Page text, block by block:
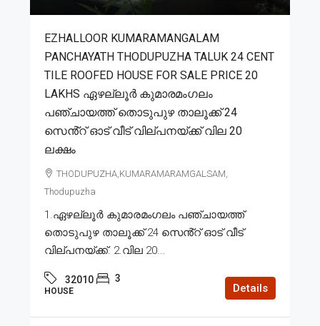
EZHALLOOR KUMARAMANGALAM
PANCHAYATH THODUPUZHA TALUK 24 CENT
TILE ROOFED HOUSE FOR SALE PRICE 20
LAKHS ഏഴല്ലൂർ കുമാരമംഗലം
പഞ്ചായത്ത് തൊടുപുഴ താലൂക്ക് 24
സെൻ്റ് ഓട് വീട് വില്പനയ്ക്ക് വില 20
ലക്ഷം
THODUPUZHA,KUMARAMARAMGALSAM,
Thodupuzha
1.ഏഴല്ലൂർ കുമാരമംഗലം പഞ്ചായത്ത്
തൊടുപുഴ താലൂക്ക് 24 സെൻ്റ് ഓട് വീട്
വില്പനയ്ക്ക്. 2.വില 20...
32010 3
HOUSE Details